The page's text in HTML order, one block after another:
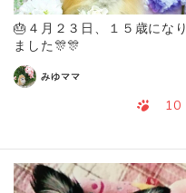
🎂４月２３日、１５歳になり
ました🎊🎊
みゆママ
10